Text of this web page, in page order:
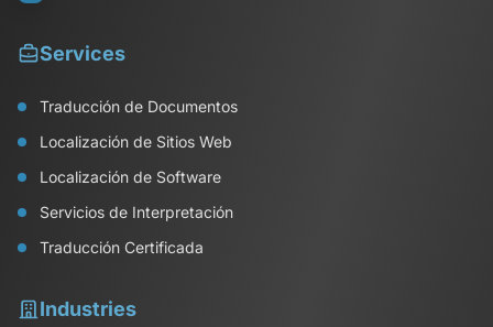
Services
Traducción de Documentos
Localización de Sitios Web
Localización de Software
Servicios de Interpretación
Traducción Certificada
Industries